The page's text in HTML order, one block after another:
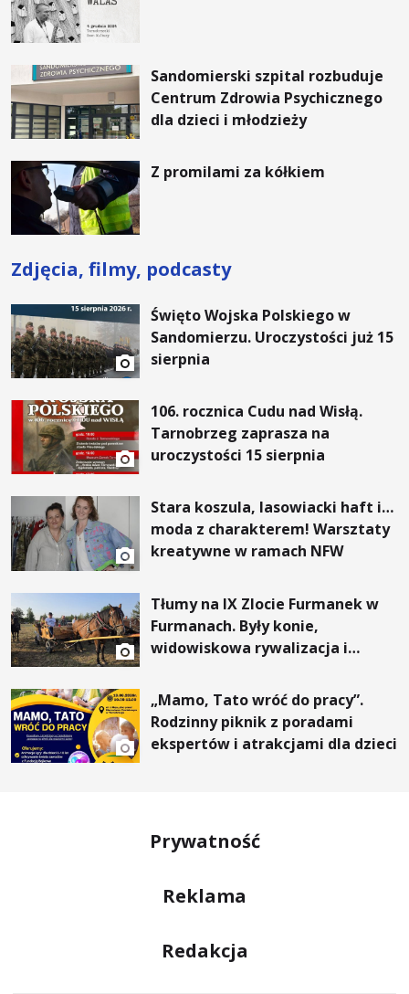
Sandomierski szpital rozbuduje
Centrum Zdrowia Psychicznego
dla dzieci i młodzieży
Z promilami za kółkiem
Zdjęcia, filmy, podcasty
Święto Wojska Polskiego w
Sandomierzu. Uroczystości już 15
sierpnia
106. rocznica Cudu nad Wisłą.
Tarnobrzeg zaprasza na
uroczystości 15 sierpnia
Stara koszula, lasowiacki haft i…
moda z charakterem! Warsztaty
kreatywne w ramach NFW
Tłumy na IX Zlocie Furmanek w
Furmanach. Były konie,
widowiskowa rywalizacja i
„Mamo, Tato wróć do pracy”.
Rodzinny piknik z poradami
ekspertów i atrakcjami dla dzieci
Prywatność
Reklama
Redakcja